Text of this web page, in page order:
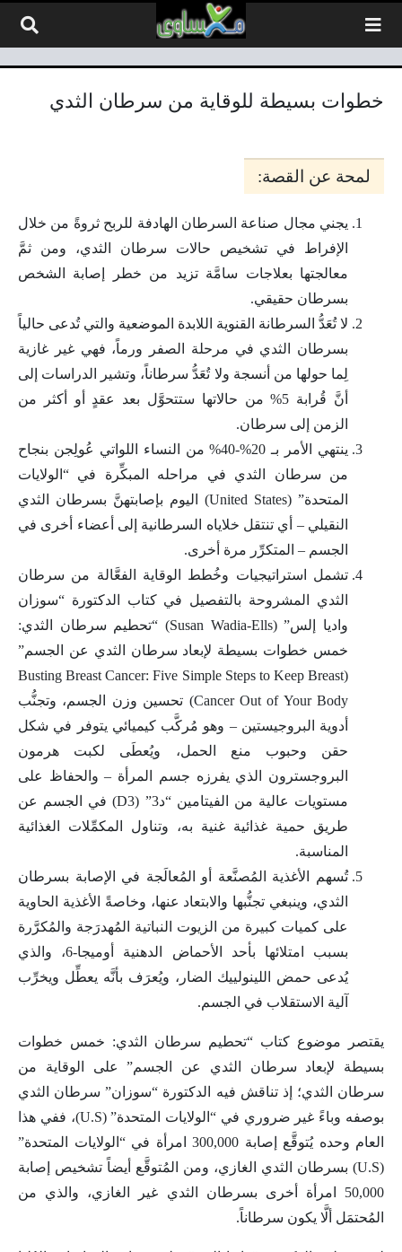
خطوات بسيطة للوقاية من سرطان الثدي
لمحة عن القصة:
يجني مجال صناعة السرطان الهادفة للربح ثروةً من خلال
الإفراط في تشخيص حالات سرطان الثدي، ومن ثمَّ
معالجتها بعلاجات سامَّة تزيد من خطر إصابة الشخص
بسرطان حقيقي.
لا تُعَدُّ السرطانة القنوية اللابدة الموضعية والتي تُدعى حالياً
بسرطان الثدي في مرحلة الصفر ورماً، فهي غير غازية
لِما حولها من أنسجة ولا تُعَدُّ سرطاناً، وتشير الدراسات إلى
أنَّ قُرابة 5% من حالاتها ستتحوَّل بعد عقدٍ أو أكثر من
الزمن إلى سرطان.
ينتهي الأمر بـ 20%-40% من النساء اللواتي عُولِجن بنجاح
من سرطان الثدي في مراحله المبكِّرة في “الولايات
المتحدة” (United States) اليوم بإصابتهنَّ بسرطان الثدي
النقيلي – أي تنتقل خلاياه السرطانية إلى أعضاء أخرى في
الجسم – المتكرِّر مرة أخرى.
تشمل استراتيجيات وخُطط الوقاية الفعَّالة من سرطان
الثدي المشروحة بالتفصيل في كتاب الدكتورة “سوزان
واديا إلس” (Susan Wadia-Ells) “تحطيم سرطان الثدي:
خمس خطوات بسيطة لإبعاد سرطان الثدي عن الجسم”
(Busting Breast Cancer: Five Simple Steps to Keep Breast
Cancer Out of Your Body) تحسين وزن الجسم، وتجنُّب
أدوية البروجيستين – وهو مُركَّب كيميائي يتوفر في شكل
حقن وحبوب منع الحمل، ويُعطَى لكبت هرمون
البروجسترون الذي يفرزه جسم المرأة – والحفاظ على
مستويات عالية من الفيتامين “د3” (D3) في الجسم عن
طريق حمية غذائية غنية به، وتناول المكمِّلات الغذائية
المناسبة.
تُسهم الأغذية المُصنَّعة أو المُعالَجة في الإصابة بسرطان
الثدي، وينبغي تجنُّبها والابتعاد عنها، وخاصةً الأغذية الحاوية
على كميات كبيرة من الزيوت النباتية المُهدرَجة والمُكرَّرة
بسبب امتلائها بأحد الأحماض الدهنية أوميجا-6، والذي
يُدعى حمض اللينولييك الضار، ويُعرَف بأنَّه يعطِّل ويخرِّب
آلية الاستقلاب في الجسم.
يقتصر موضوع كتاب “تحطيم سرطان الثدي: خمس خطوات
بسيطة لإبعاد سرطان الثدي عن الجسم” على الوقاية من
سرطان الثدي؛ إذ تناقش فيه الدكتورة “سوزان” سرطان الثدي
بوصفه وباءً غير ضروري في “الولايات المتحدة” (U.S)، ففي هذا
العام وحده يُتوقَّع إصابة 300,000 امرأة في “الولايات المتحدة”
(U.S) بسرطان الثدي الغازي، ومن المُتوقَّع أيضاً تشخيص إصابة
50,000 امرأة أخرى بسرطان الثدي غير الغازي، والذي من
المُحتمَل ألَّا يكون سرطاناً.